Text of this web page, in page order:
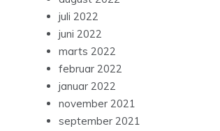
juli 2022
juni 2022
marts 2022
februar 2022
januar 2022
november 2021
september 2021